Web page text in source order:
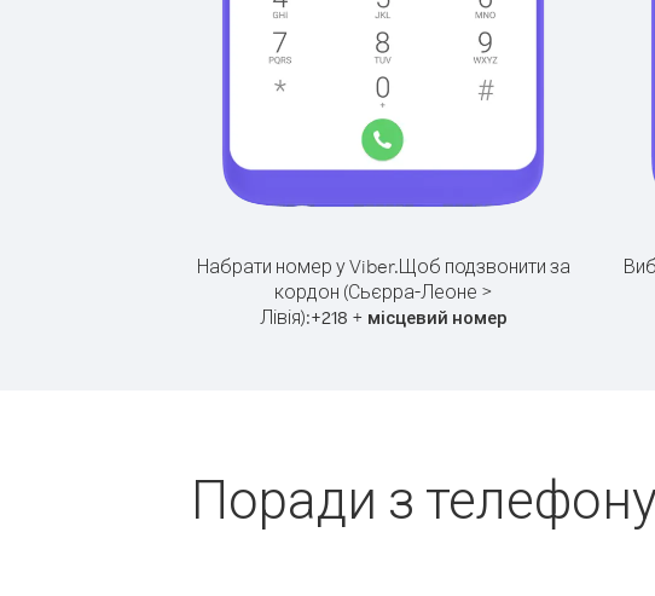
Набрати номер у Viber.Щоб подзвонити за
кордон (Сьєрра-Леоне >
Лівія):+218 + місцевий номер
Поради з